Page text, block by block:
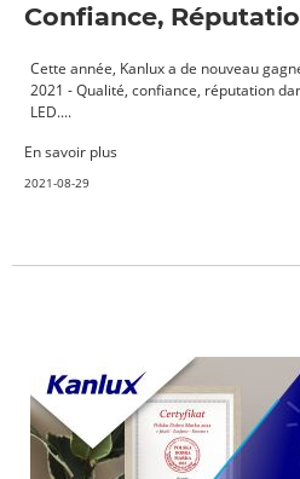
Confiance,
Cette année, Kanlux a de nouveau
2021 - Qualité, confiance, réputation
LED....
En savoir plus
2021-08-29